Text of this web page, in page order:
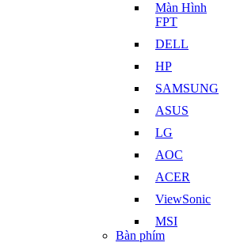
Màn Hình
FPT
DELL
HP
SAMSUNG
ASUS
LG
AOC
ACER
ViewSonic
MSI
Bàn phím